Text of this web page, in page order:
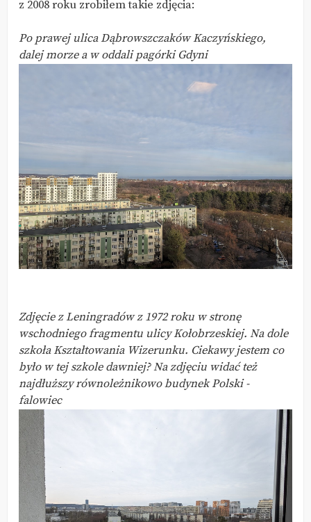
z 2008 roku zrobiłem takie zdjęcia:
Po prawej ulica Dąbrowszczaków Kaczyńskiego,
dalej morze a w oddali pagórki Gdyni
Zdjęcie z Leningradów z 1972 roku w stronę
wschodniego fragmentu ulicy Kołobrzeskiej. Na dole
szkoła Kształtowania Wizerunku. Ciekawy jestem co
było w tej szkole dawniej? Na zdjęciu widać też
najdłuższy równoleżnikowo budynek Polski -
falowiec